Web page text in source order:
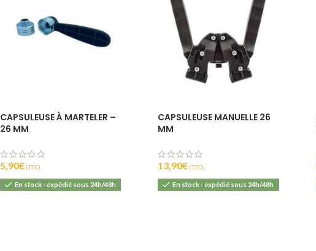
CAPSULEUSE À MARTELER –
26 MM
5,90€(T.T.C).
En stock - expédié sous 24h/48h
CAPSULEUSE MANUELLE 26
MM
13,90€ (T.T.C).
En stock - expédié sous 24h/48h